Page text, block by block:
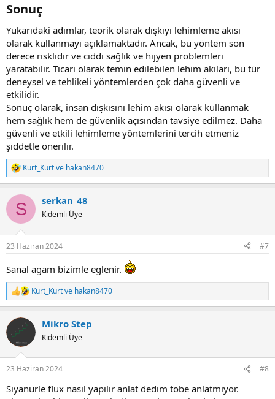
Sonuç​
Yukarıdaki adımlar, teorik olarak dışkıyı lehimleme akısı
olarak kullanmayı açıklamaktadır. Ancak, bu yöntem son
derece risklidir ve ciddi sağlık ve hijyen problemleri
yaratabilir. Ticari olarak temin edilebilen lehim akıları, bu tür
deneysel ve tehlikeli yöntemlerden çok daha güvenli ve
etkilidir.
Sonuç olarak, insan dışkısını lehim akısı olarak kullanmak
hem sağlık hem de güvenlik açısından tavsiye edilmez. Daha
güvenli ve etkili lehimleme yöntemlerini tercih etmeniz
şiddetle önerilir.
R
e
c
i
s
Kurt_Kurtve hakan8470
S serkan_48
Kıdemli Üye
23 Haziran 2024 #7
Sanal agam bizimle eglenir.
R
e
c
t
i
s
Kurt_Kurtve hakan8470
Mikro Step
Kıdemli Üye
23 Haziran 2024 #8
Siyanurle flux nasil yapilir anlat dedim tobe anlatmiyor.